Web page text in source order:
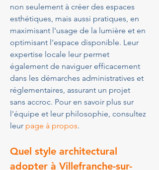
non seulement à créer des espaces
esthétiques, mais aussi pratiques, en
maximisant l'usage de la lumière et en
optimisant l'espace disponible. Leur
expertise locale leur permet
également de naviguer efficacement
dans les démarches administratives et
réglementaires, assurant un projet
sans accroc. Pour en savoir plus sur
l'équipe et leur philosophie, consultez
leur page à propos.
Quel style architectural
adopter à Villefranche-sur-